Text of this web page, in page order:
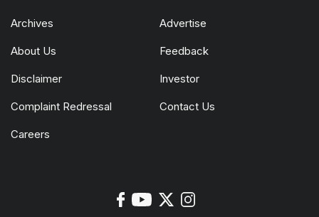
Archives Advertise
About Us Feedback
Disclaimer Investor
Complaint Redressal Contact Us
Careers